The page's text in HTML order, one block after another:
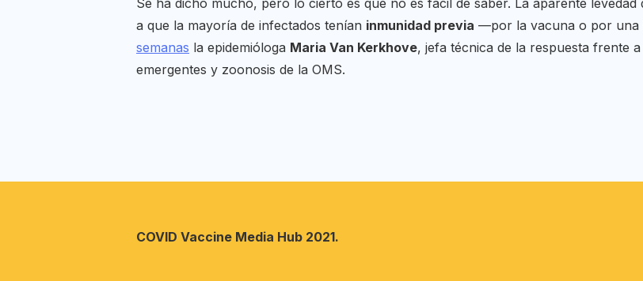
Se ha dicho mucho, pero lo cierto es que no es fácil de saber. La aparente
a que la mayoría de infectados tenían inmunidad previa —por la vacuna o por
semanas la epidemióloga Maria Van Kerkhove, jefa técnica de la respuesta frente
emergentes y zoonosis de la OMS.
COVID Vaccine Media Hub 2021.